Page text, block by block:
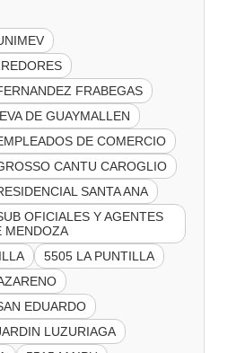
FRABEGAS
DE GUAYMALLEN
DE COMERCIO
CANTU CAROGLIO
SANTA ANA
OFICIALES Y AGENTES
MENDOZA
5505 LA PUNTILLA
EDUARDO
LUZURIAGA